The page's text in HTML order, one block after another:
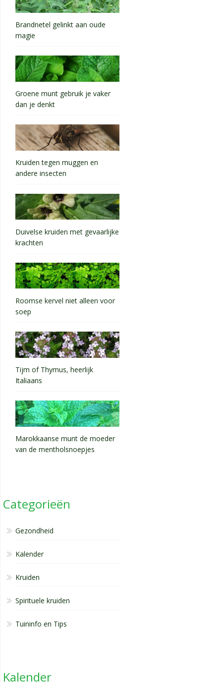
Brandnetel gelinkt aan oude
magie
Groene munt gebruik je vaker
dan je denkt
Kruiden tegen muggen en
andere insecten
Duivelse kruiden met gevaarlijke
krachten
Roomse kervel niet alleen voor
soep
Tijm of Thymus, heerlijk
Italiaans
Marokkaanse munt de moeder
van de mentholsnoepjes
Categorieën
Gezondheid
Kalender
Kruiden
Spirituele kruiden
Tuininfo en Tips
Kalender